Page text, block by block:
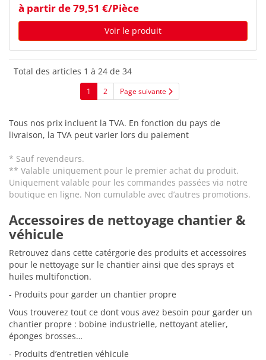
à partir de 79,51 €/Pièce
Voir le produit
Total des articles 1 à 24 de 34
1 2 Page suivante
Tous nos prix incluent la TVA. En fonction du pays de
livraison, la TVA peut varier lors du paiement
* Sauf revendeurs.
** Valable uniquement pour le premier achat du produit.
Uniquement valable pour les commandes passées via notre
boutique en ligne. Non cumulable avec d’autres promotions.
Accessoires de nettoyage chantier &
véhicule
Retrouvez dans cette catérgorie des produits et accessoires
pour le nettoyage sur le chantier ainsi que des sprays et
huiles multifonction.
- Produits pour garder un chantier propre
Vous trouverez tout ce dont vous avez besoin pour garder un
chantier propre : bobine industrielle, nettoyant atelier,
éponges brosses…
- Produits d’entretien véhicule